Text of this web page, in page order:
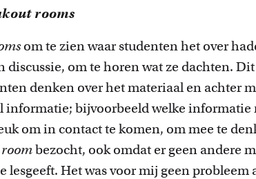
rooms
om te zien waar studenten het over
discussie, om te horen wat ze dachten.
denken over het materiaal en achter
informatie; bijvoorbeeld welke
om in contact te komen, om mee te
bezocht, ook omdat er geen andere
lesgeeft. Het was voor mij geen